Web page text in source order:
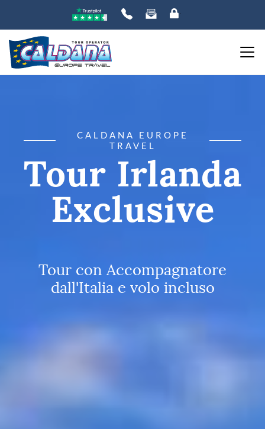
CALDANA EUROPE
TRAVEL
Tour Irlanda
Exclusive
Tour con Accompagnatore
dall'Italia e volo incluso